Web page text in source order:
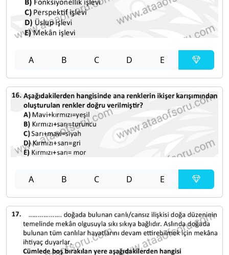
A B C D E
A B C D E